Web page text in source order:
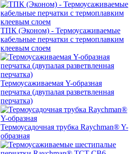
ТПК (Эконом) - Термоусаживаемые
кабельные перчатки с термоплавким
клеевым слоем
Термоусаживаемая Y-образная
перчатка (двупалая разветвленная
перчатка)
Термоусадочная трубка Raychman® Y-
образная